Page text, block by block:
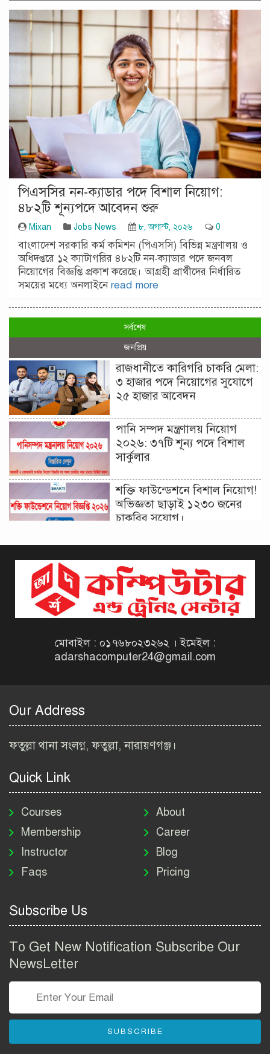
পিএসসির নন-ক্যাডার পদে বিশাল নিয়োগ:
৪৮২টি শূন্যপদে আবেদন শুরু
Mixan Jobs News ৮, অগাস্ট, ২০২৬ 0
বাংলাদেশ সরকারি কর্ম কমিশন (পিএসসি) বিভিন্ন মন্ত্রণালয় ও
অধিদপ্তরে ১২ ক্যাটাগরির ৪৮২টি নন-ক্যাডার পদে জনবল
নিয়োগের বিজ্ঞপ্তি প্রকাশ করেছে। আগ্রহী প্রার্থীদের নির্ধারিত
সময়ের মধ্যে অনলাইনেread more
সর্বশেষ
জনপ্রিয়
রাজধানীতে কারিগরি চাকরি মেলা:
৩ হাজার পদে নিয়োগের সুযোগে
২৫ হাজার আবেদন
পানি সম্পদ মন্ত্রণালয় নিয়োগ
২০২৬: ৩৭টি শূন্য পদে বিশাল
সার্কুলার
শক্তি ফাউন্ডেশনে বিশাল নিয়োগ!
অভিজ্ঞতা ছাড়াই ১২৩০ জনের
চাকরির সুযোগ।
বিজ্ঞপ্তি ২০২৬ | Taxes Zone
Dinajpur Job Circular 2026
বেসরকারি সংস্থা সেতু (SETU)
Job Circular 2026
২০২৬ | BIWTA Job Circular
নিয়োগ বিজ্ঞপ্তি ২০২৬ | DNC
Job Circular 2026
পাসপোর্ট করতে কি কি লাগে
২০২৬ | ই-পাসপোর্ট আবেদন ও
Group Job Circular 2026
তথ্য অধিদপ্তর নিয়োগ বিজ্ঞপ্তি
বাংলাদেশ পুলিশ এএসআই
মোবাইল : ০১৭৬৮০২৩২৬২ । ইমেইল :
adarshacomputer24@gmail.com
Our Address
ফতুল্লা থানা সংলগ্ন, ফতুল্লা, নারায়ণগঞ্জ।
Quick Link
Courses
Membership
Instructor
Faqs
About
Career
Blog
Pricing
Subscribe Us
To Get New Notification Subscribe Our
NewsLetter
SUBSCRIBE